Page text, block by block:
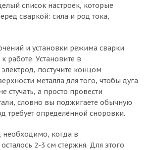
список настроек, которые
сваркой: сила и род тока,
и установки режима сварки
работе. Установите в
постучите концом
металла для того, чтобы дуга
стучать, а просто провести
словно вы поджигаете обычную
требует определённой сноровки.
необходимо, когда в
2-3 см стержня. Для этого